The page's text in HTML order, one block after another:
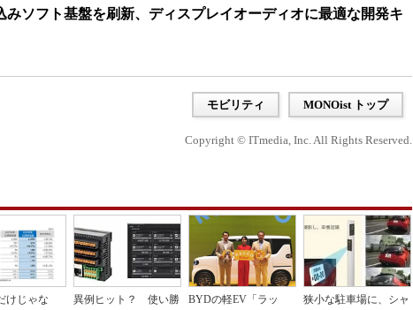
みソフト基盤を刷新、ディスプレイオーディオに最適な開発キ
モビリティ MONOist トップ
Copyright © ITmedia, Inc. All Rights Reserved.
けじゃな
異例ヒット？ 使い勝
BYDの軽EV「ラッ
狭小な駐車場に、シャ